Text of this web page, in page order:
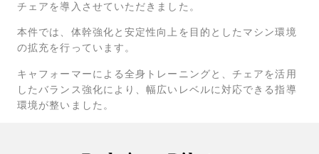
チェアを導入させていただきました。
本件では、体幹強化と安定性向上を目的としたマシン環境
の拡充を行っています。
キャフォーマーによる全身トレーニングと、チェアを活用
したバランス強化により、幅広いレベルに対応できる指導
環境が整いました。